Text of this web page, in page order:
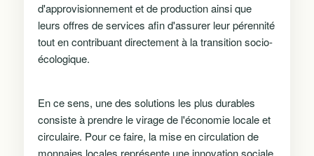
d'approvisionnement et de production ainsi que
leurs offres de services afin d'assurer leur pérennité
tout en contribuant directement à la transition socio-
écologique.
En ce sens, une des solutions les plus durables
consiste à prendre le virage de l'économie locale et
circulaire. Pour ce faire, la mise en circulation de
monnaies locales représente une innovation sociale